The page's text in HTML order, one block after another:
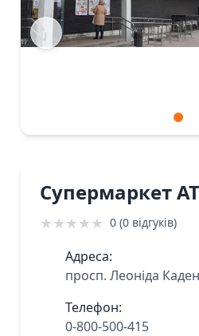
Супермаркет
★★★★★ 0 (0 відгуків)
Адреса:
просп. Леоніда
Телефон:
0-800-500-415